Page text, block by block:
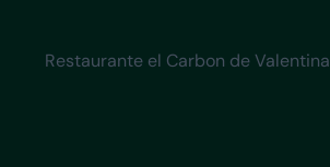
Restaurante el Carbon de Valentina